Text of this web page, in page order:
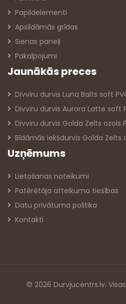
Papildelementi
Apsildāmās grīdas
Sienas paneļi
Pakalpojumi
Jaunākās preces
Divviru durvis Luna Balts soft
Divviru durvis Aurora Latte soft
Divviru durvis Golda Zelts ozols
Bīdāmās iekšdurvis Golda Zelts
Uzņēmums
Lietošanas noteikumi
Patērētāja atteikuma tiesības
Datu privātuma politika
Kontakti
© 2026 Durvjucentrs.lv.